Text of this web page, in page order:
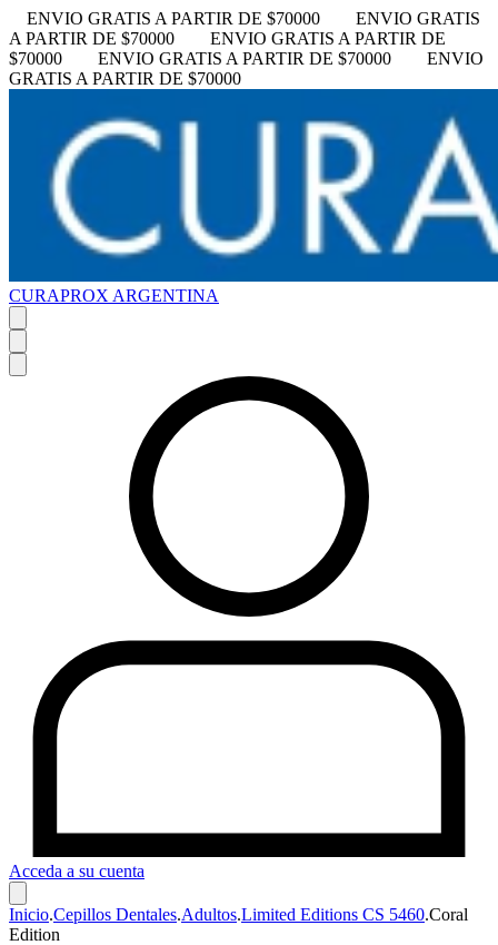
ENVIO GRATIS A PARTIR DE $70000
ENVIO GRATIS
A PARTIR DE $70000
ENVIO GRATIS A PARTIR DE
$70000
ENVIO GRATIS A PARTIR DE $70000
ENVIO
GRATIS A PARTIR DE $70000
CURAPROX ARGENTINA
Acceda a su cuenta
Inicio.Cepillos Dentales.Adultos.Limited Editions CS 5460.Coral
Edition